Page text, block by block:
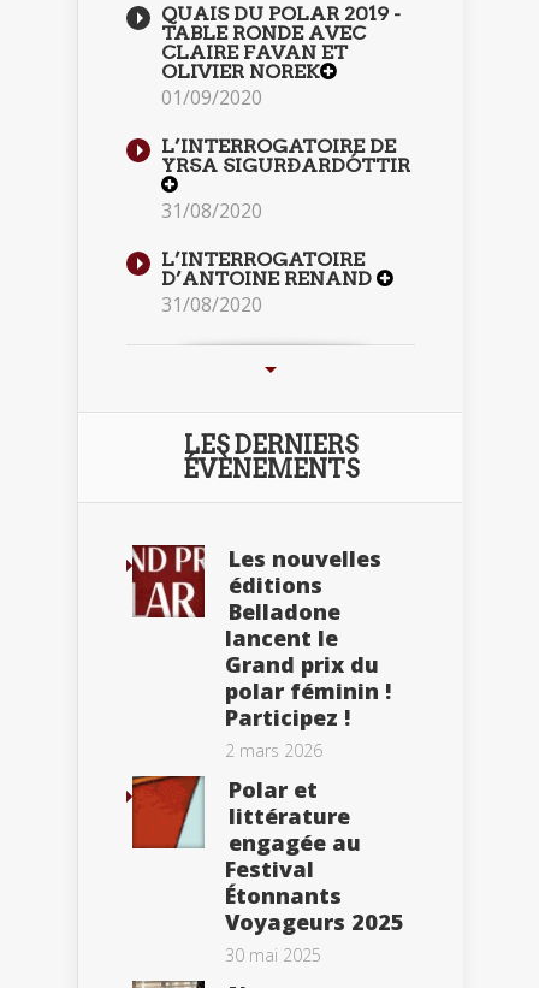
QUAIS DU POLAR 2019 -
TABLE RONDE AVEC
CLAIRE FAVAN ET
OLIVIER NOREK
01/09/2020
L’INTERROGATOIRE DE
YRSA SIGURÐARDÓTTIR
31/08/2020
L’INTERROGATOIRE
D’ANTOINE RENAND
31/08/2020
LES DERNIERS
ÉVÈNEMENTS
Les nouvelles
éditions
Belladone
lancent le
Grand prix du
polar féminin !
Participez !
2 mars 2026
Polar et
littérature
engagée au
Festival
Étonnants
Voyageurs 2025
30 mai 2025